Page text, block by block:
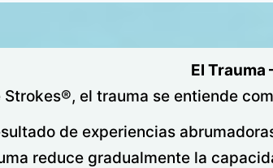
El
Strokes®, el trauma se entiende
de experiencias
reduce gradualmente la